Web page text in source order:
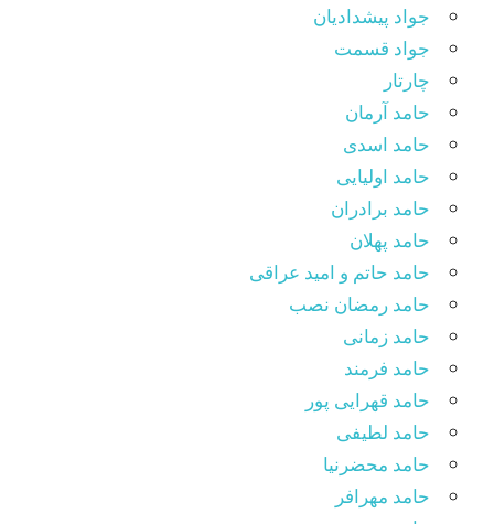
جواد پیشدادیان
جواد قسمت
چارتار
حامد آرمان
حامد اسدی
حامد اولیایی
حامد برادران
حامد پهلان
حامد حاتم و امید عراقی
حامد رمضان نصب
حامد زمانی
حامد فرمند
حامد قهرایی پور
حامد لطیفی
حامد محضرنیا
حامد مهرافر